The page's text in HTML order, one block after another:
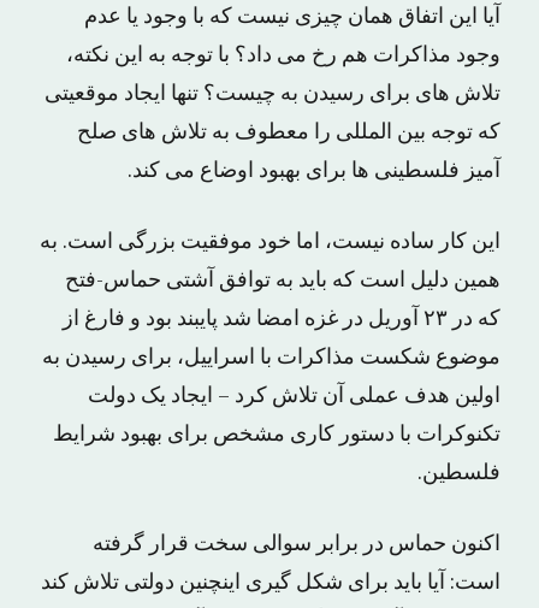
آیا این اتفاق همان چیزی نیست که با وجود یا عدم
وجود مذاکرات هم رخ می داد؟ با توجه به این نکته،
تلاش های برای رسیدن به چیست؟ تنها ایجاد موقعیتی
که توجه بین المللی را معطوف به تلاش های صلح
آمیز فلسطینی ها برای بهبود اوضاع می کند.
این کار ساده نیست، اما خود موفقیت بزرگی است. به
همین دلیل است که باید به توافق آشتی حماس-فتح
که در ۲۳ آوریل در غزه امضا شد پایبند بود و فارغ از
موضوع شکست مذاکرات با اسراییل، برای رسیدن به
اولین هدف عملی آن تلاش کرد – ایجاد یک دولت
تکنوکرات با دستور کاری مشخص برای بهبود شرایط
فلسطین.
اکنون حماس در برابر سوالی سخت قرار گرفته
است: آیا باید برای شکل گیری اینچنین دولتی تلاش کند